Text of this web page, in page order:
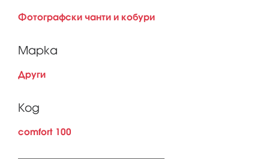
Фотографски чанти и кобури
Марка
Други
Код
comfort 100